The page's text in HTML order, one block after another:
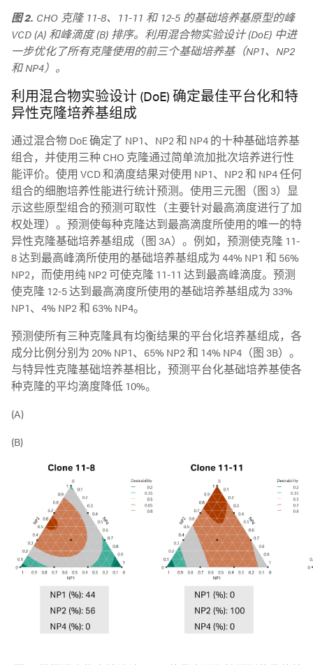
图 2. CHO 克隆 11-8、11-11 和 12-5 的基础培养基原型的峰
VCD (A) 和峰滴度 (B) 排序。利用混合物实验设计 (DoE) 中进
一步优化了所有克隆使用的前三个基础培养基（NP1、NP2
和 NP4）。
利用混合物实验设计 (DoE) 确定最佳平台化和特
异性克隆培养基组成
通过混合物 DoE 确定了 NP1、NP2 和 NP4 的十种基础培养基
组合，并使用三种 CHO 克隆通过简单流加批次培养进行性
能评价。使用 VCD 和滴度结果对使用 NP1、NP2 和 NP4 任何
组合的细胞培养性能进行统计预测。使用三元图（图 3）显
示这些原型组合的预测可取性（主要针对最高滴度进行了加
权处理）。预测使每种克隆达到最高滴度所使用的唯一的特
异性克隆基础培养基组成（图 3A）。例如，预测使克隆 11-
8 达到最高峰滴所使用的基础培养基组成为 44% NP1 和 56%
NP2，而使用纯 NP2 可使克隆 11-11 达到最高峰滴度。预测
使克隆 12-5 达到最高滴度所使用的基础培养基组成为 33%
NP1、4% NP2 和 63% NP4。
预测使所有三种克隆具有均衡结果的平台化培养基组成，各
成分比例分别为 20% NP1、65% NP2 和 14% NP4（图 3B）。
与特异性克隆基础培养基相比，预测平台化基础培养基使各
种克隆的平均滴度降低 10%。
(A)
(B)